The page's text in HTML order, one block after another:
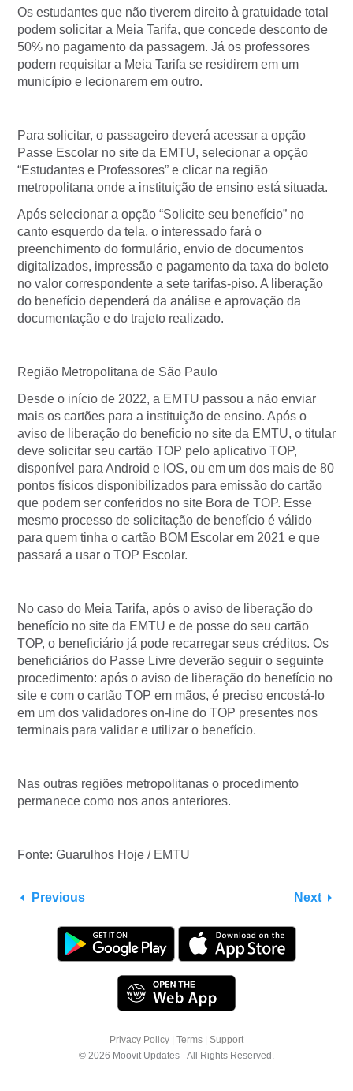
Os estudantes que não tiverem direito à gratuidade total
podem solicitar a Meia Tarifa, que concede desconto de
50% no pagamento da passagem. Já os professores
podem requisitar a Meia Tarifa se residirem em um
município e lecionarem em outro.
Para solicitar, o passageiro deverá acessar a opção
Passe Escolar no site da EMTU, selecionar a opção
“Estudantes e Professores” e clicar na região
metropolitana onde a instituição de ensino está situada.
Após selecionar a opção “Solicite seu benefício” no
canto esquerdo da tela, o interessado fará o
preenchimento do formulário, envio de documentos
digitalizados, impressão e pagamento da taxa do boleto
no valor correspondente a sete tarifas-piso. A liberação
do benefício dependerá da análise e aprovação da
documentação e do trajeto realizado.
Região Metropolitana de São Paulo
Desde o início de 2022, a EMTU passou a não enviar
mais os cartões para a instituição de ensino. Após o
aviso de liberação do benefício no site da EMTU, o titular
deve solicitar seu cartão TOP pelo aplicativo TOP,
disponível para Android e IOS, ou em um dos mais de 80
pontos físicos disponibilizados para emissão do cartão
que podem ser conferidos no site Bora de TOP. Esse
mesmo processo de solicitação de benefício é válido
para quem tinha o cartão BOM Escolar em 2021 e que
passará a usar o TOP Escolar.
No caso do Meia Tarifa, após o aviso de liberação do
benefício no site da EMTU e de posse do seu cartão
TOP, o beneficiário já pode recarregar seus créditos. Os
beneficiários do Passe Livre deverão seguir o seguinte
procedimento: após o aviso de liberação do benefício no
site e com o cartão TOP em mãos, é preciso encostá-lo
em um dos validadores on-line do TOP presentes nos
terminais para validar e utilizar o benefício.
Nas outras regiões metropolitanas o procedimento
permanece como nos anos anteriores.
Fonte: Guarulhos Hoje / EMTU
Previous Next
Privacy Policy Terms
Support
© 2026 Moovit Updates - All Rights Reserved.